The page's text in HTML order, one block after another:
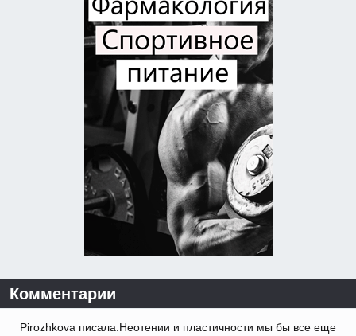
Комментарии
Pirozhkova писала:Неотении и пластичности мы бы все еще